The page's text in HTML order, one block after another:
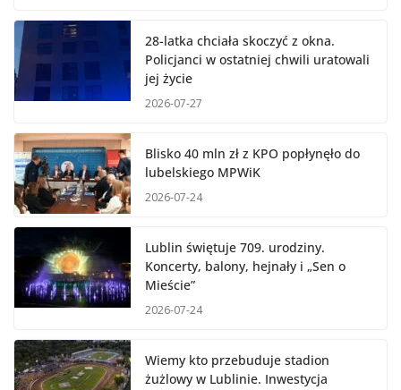
28-latka chciała skoczyć z okna.
Policjanci w ostatniej chwili uratowali
jej życie
2026-07-27
Blisko 40 mln zł z KPO popłynęło do
lubelskiego MPWiK
2026-07-24
Lublin świętuje 709. urodziny.
Koncerty, balony, hejnały i „Sen o
Mieście”
2026-07-24
Wiemy kto przebuduje stadion
żużlowy w Lublinie. Inwestycja